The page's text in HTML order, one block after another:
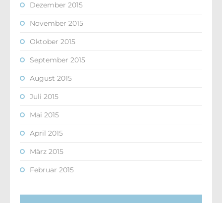
Dezember 2015
November 2015
Oktober 2015
September 2015
August 2015
Juli 2015
Mai 2015
April 2015
März 2015
Februar 2015